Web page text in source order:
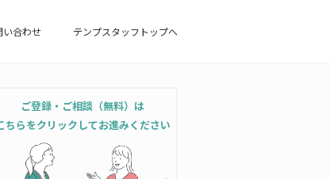
い合わせ テンプスタッフトップへ
ご登録・ご相談（無料）は
ちらをクリックしてお進みください